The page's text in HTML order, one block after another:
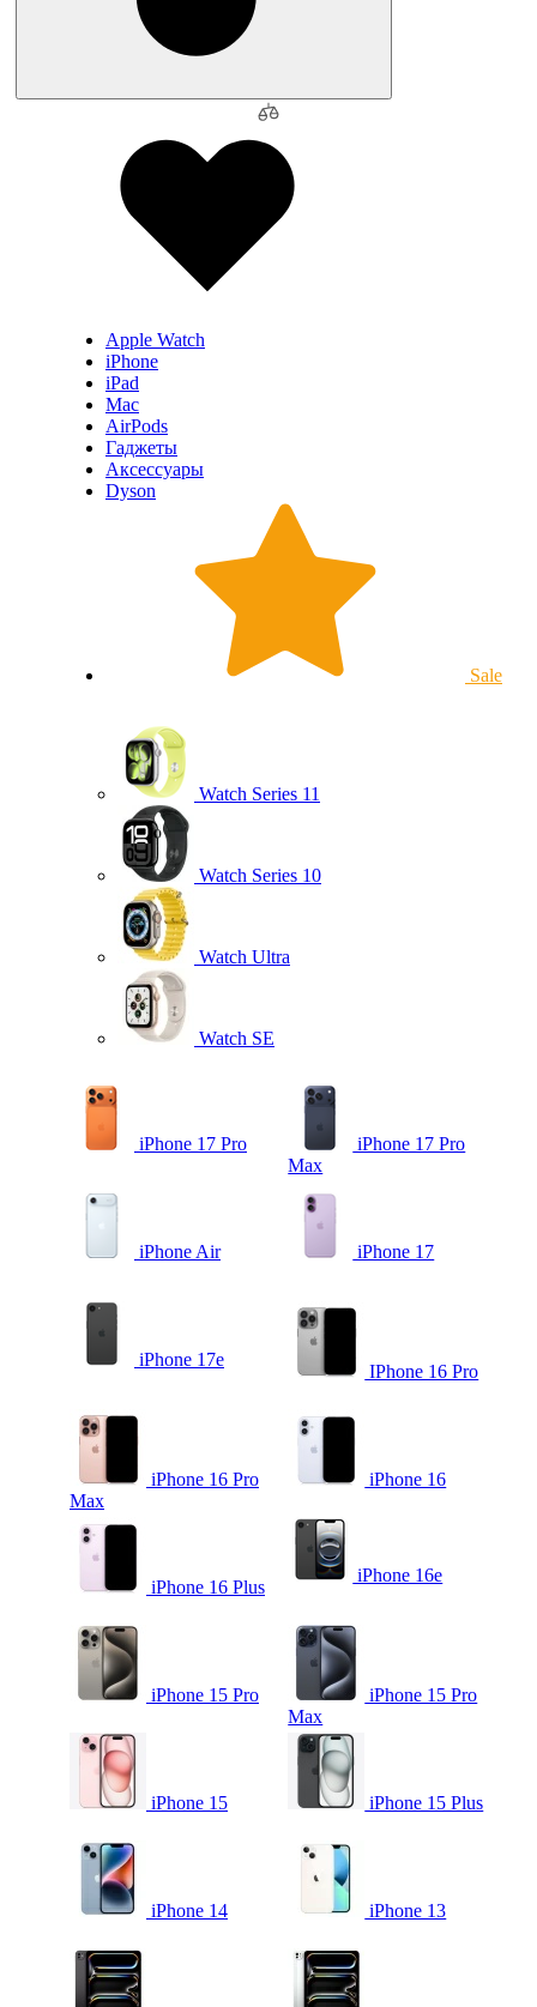
Apple Watch
iPhone
iPad
Mac
AirPods
Гаджеты
Аксессуары
Dyson
Sale
Watch Series 11
Watch Series 10
Watch Ultra
Watch SE
iPhone 17 Pro
iPhone 17 Pro
Max
iPhone Air iPhone 17
iPhone 17e
IPhone 16 Pro
iPhone 16 Pro
Max
iPhone 16
iPhone 16 Plus
iPhone 16e
iPhone 15 Pro
iPhone 15 Pro
Max
iPhone 15 iPhone 15 Plus
iPhone 14 iPhone 13